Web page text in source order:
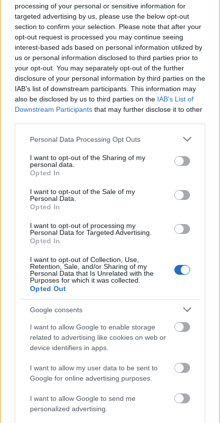
processing of your personal or sensitive information for
targeted advertising by us, please use the below opt-out
section to confirm your selection. Please note that after your
opt-out request is processed you may continue seeing
interest-based ads based on personal information utilized by
us or personal information disclosed to third parties prior to
your opt-out. You may separately opt-out of the further
disclosure of your personal information by third parties on the
IAB’s list of downstream participants. This information may
also be disclosed by us to third parties on the IAB’s List of
Downstream Participants that may further disclose it to other
Please note that this website/app uses one or more Google
not limited to your visit or usage behaviour. You may click to
grant or deny consent to Google and its third-party tags to
use your data for below specified purposes in below Google
consent section.
Personal Data Processing Opt Outs
I want to opt-out of the Sharing of my
personal data.
Opted In
I want to opt-out of the Sale of my
Personal Data.
Opted In
I want to opt-out of processing my
Personal Data for Targeted Advertising.
Opted In
I want to opt-out of Collection, Use,
Retention, Sale, and/or Sharing of my
Personal Data that Is Unrelated with the
Purposes for which it was collected.
Opted Out
Google consents
I want to allow Google to enable storage
related to advertising like cookies on web or
device identifiers in apps.
I want to allow my user data to be sent to
Google for online advertising purposes.
I want to allow Google to send me
personalized advertising.